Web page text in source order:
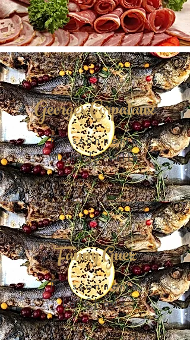
Georges Corpataux
Poissonnerie
Mont-la-Ville
Fanny Guez
Poissonnerie
La Chaux